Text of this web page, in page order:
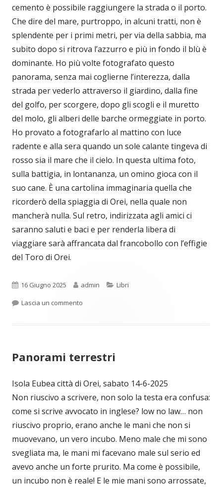
cemento è possibile raggiungere la strada o il porto.
Che dire del mare, purtroppo, in alcuni tratti, non è
splendente per i primi metri, per via della sabbia, ma
subito dopo si ritrova l’azzurro e più in fondo il blù è
dominante. Ho più volte fotografato questo
panorama, senza mai coglierne l’interezza, dalla
strada per vederlo attraverso il giardino, dalla fine
del golfo, per scorgere, dopo gli scogli e il muretto
del molo, gli alberi delle barche ormeggiate in porto.
Ho provato a fotografarlo al mattino con luce
radente e alla sera quando un sole calante tingeva di
rosso sia il mare che il cielo. In questa ultima foto,
sulla battigia, in lontananza, un omino gioca con il
suo cane. È una cartolina immaginaria quella che
ricorderò della spiaggia di Orei, nella quale non
mancherà nulla. Sul retro, indirizzata agli amici ci
saranno saluti e baci e per renderla libera di
viaggiare sarà affrancata dal francobollo con l’effigie
del Toro di Orei.
Pubblicato
16 Giugno 2025 Autore
admin Categorie
Libri
Lascia un commento
Panorami terrestri
Isola Eubea città di Orei, sabato 14-6-2025
Non riuscivo a scrivere, non solo la testa era confusa:
come si scrive avvocato in inglese? low no law… non
riuscivo proprio, erano anche le mani che non si
muovevano, un vero incubo. Meno male che mi sono
svegliata ma, le mani mi facevano male sul serio ed
avevo anche un forte prurito. Ma come è possibile,
un incubo non è reale! E le mie mani sono arrossate,